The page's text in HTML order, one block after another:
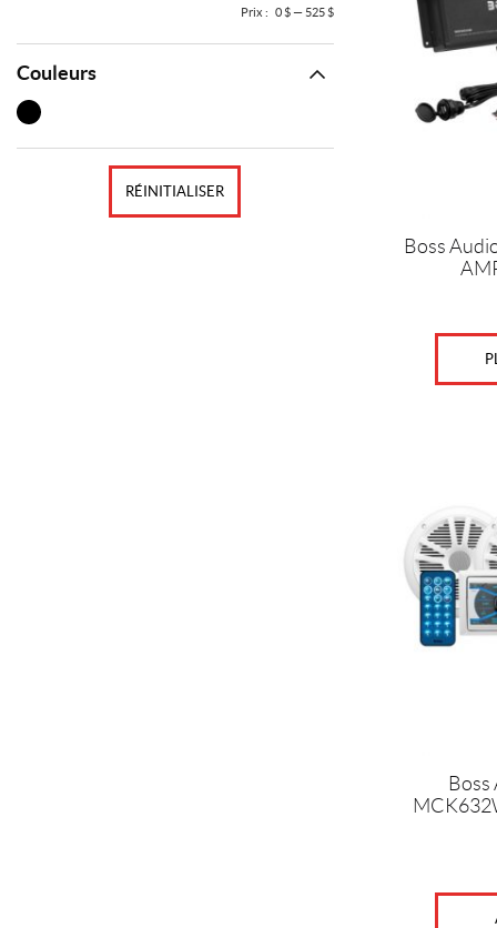
Boss
Boss
Prix : 0 $— 525 $
Couleurs
RÉINITIALISER